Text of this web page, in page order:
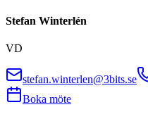
Stefan Winterlén
VD
stefan.winterlen@3bits.se
Boka möte